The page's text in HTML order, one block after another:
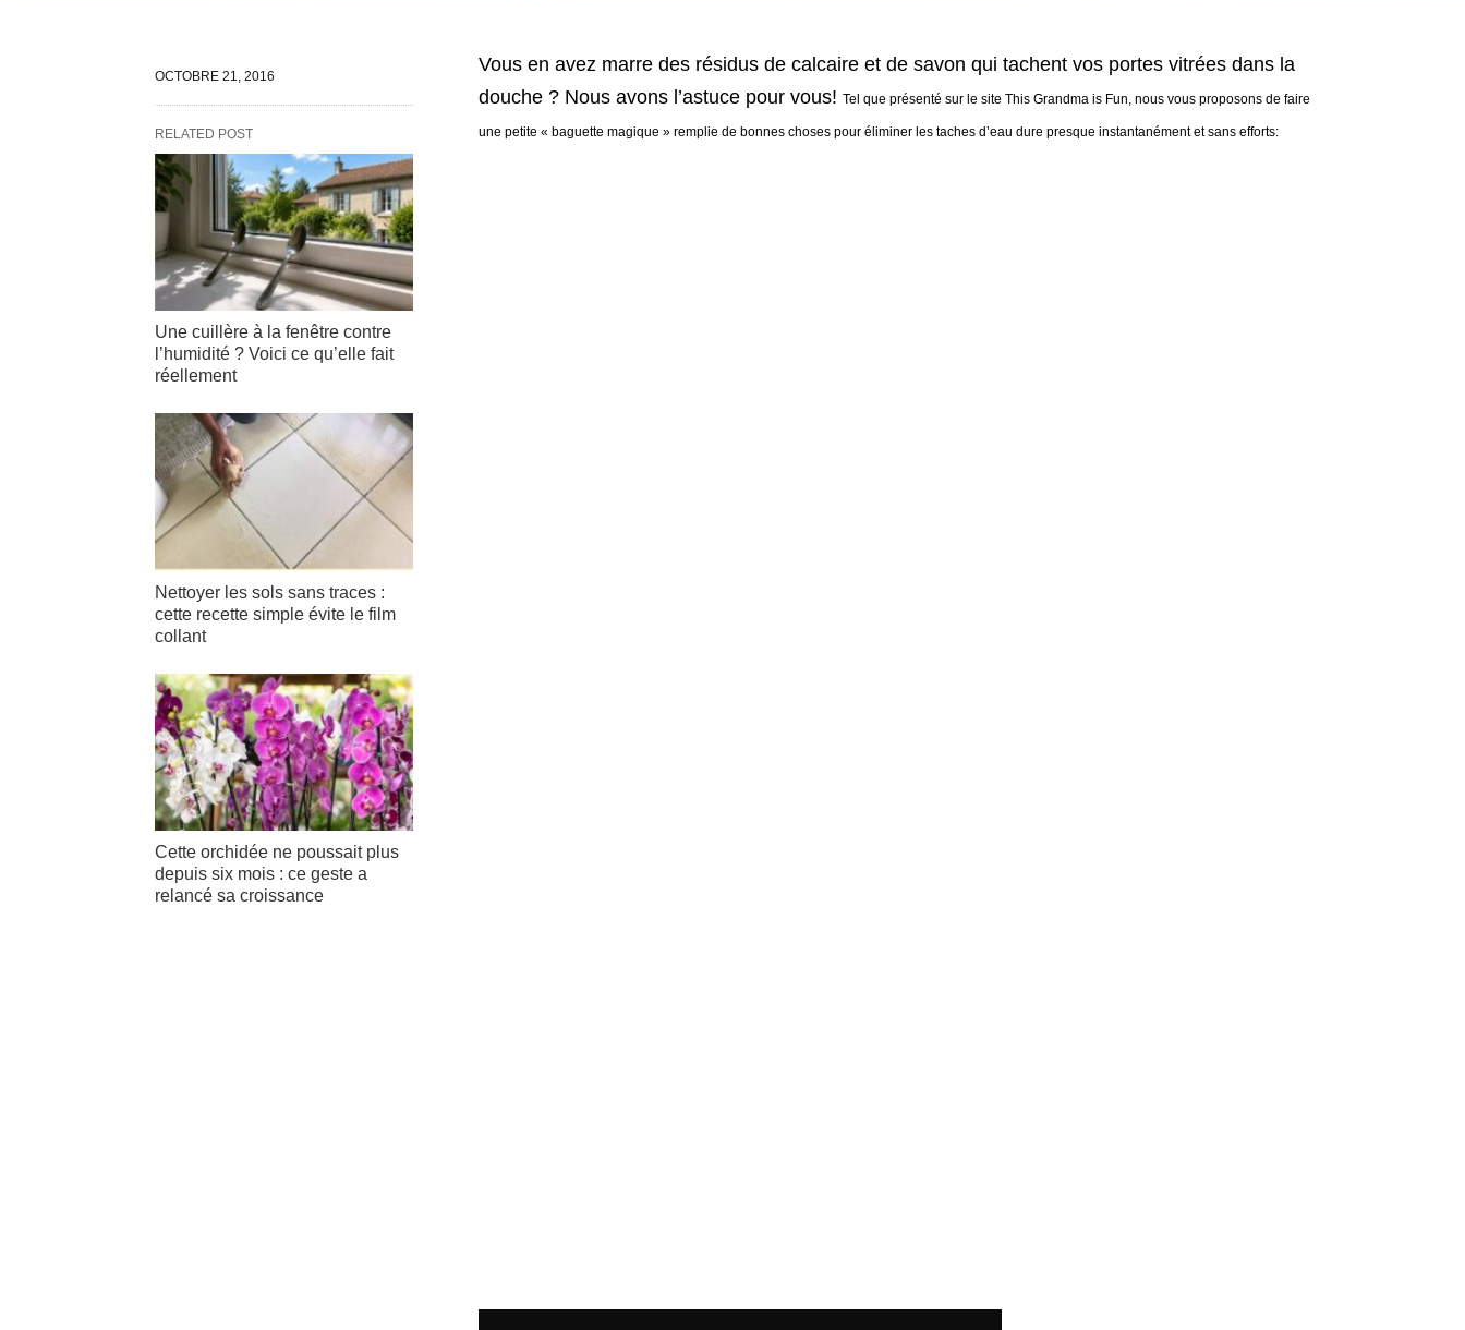
Vous en avez marre des résidus de calcaire et de savon qui tachent vos portes vitrées dans la
douche ? Nous avons l’astuce pour vous! Tel que présenté sur le site This Grandma is Fun, nous vous proposons de faire
une petite « baguette magique » remplie de bonnes choses pour éliminer les taches d’eau dure presque instantanément et sans efforts:
OCTOBRE 21, 2016
RELATED POST
Une cuillère à la fenêtre contre
l’humidité ? Voici ce qu’elle fait
réellement
Nettoyer les sols sans traces :
cette recette simple évite le film
collant
Cette orchidée ne poussait plus
depuis six mois : ce geste a
relancé sa croissance